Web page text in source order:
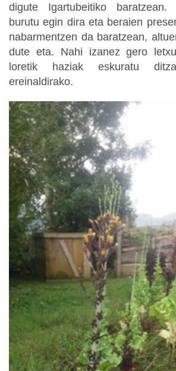
digute Igartubeitiko baratzean.
burutu egin dira eta beraien
nabarmentzen da baratzean,
dute eta. Nahi izanez gero
loretik haziak eskuratu
ereinaldirako.